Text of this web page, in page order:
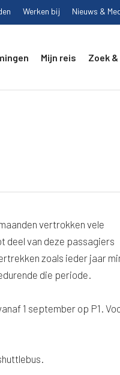
Werken bij Nieuws &
Mijn reis Zoek
vertrokken vele
deel van deze passagiers
zoals ieder jaar
die periode.
1 september op P1.